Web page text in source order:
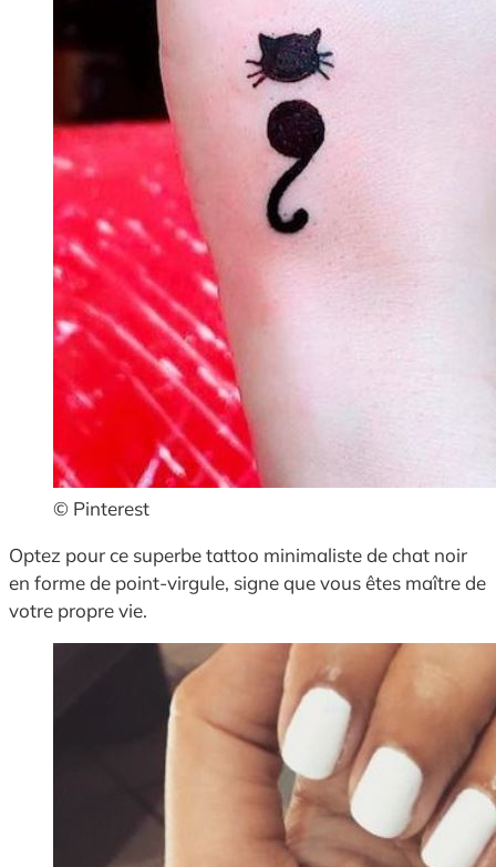
© Pinterest
Optez pour ce superbe tattoo minimaliste de chat noir
en forme de point-virgule, signe que vous êtes maître de
votre propre vie.